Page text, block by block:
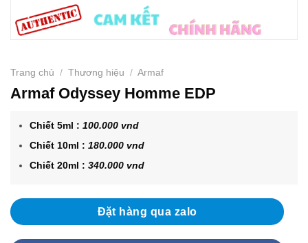
Trang chủ / Thương hiệu / Armaf
Armaf Odyssey Homme EDP
Chiết 5ml :100.000 vnd
Chiết 10ml :180.000 vnd
Chiết 20ml :340.000 vnd
Đặt hàng qua zalo